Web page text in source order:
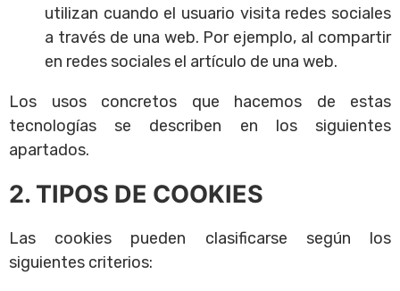
utilizan cuando el usuario visita redes sociales
a través de una web. Por ejemplo, al compartir
en redes sociales el artículo de una web.
Los usos concretos que hacemos de estas
tecnologías se describen en los siguientes
apartados.
2. TIPOS DE COOKIES
Las cookies pueden clasificarse según los
siguientes criterios: